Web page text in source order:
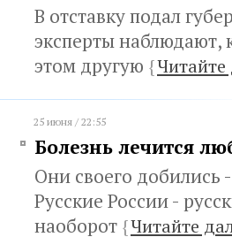
В отставку подал
эксперты наблюдают,
этом другую {Читайте
25 июня / 22:55
Болезнь лечится
Они своего добились
Русские России -
наоборот {Читайте